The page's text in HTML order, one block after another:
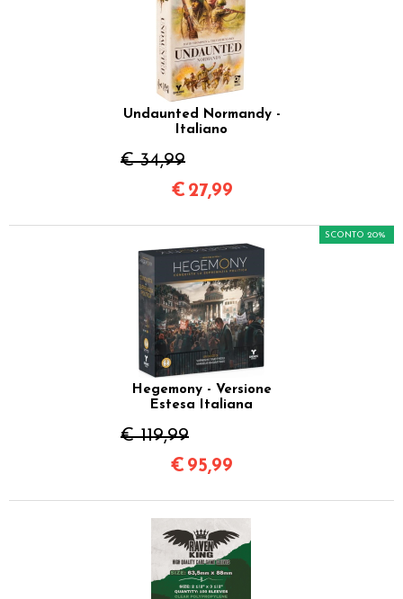
Undaunted Normandy -
Italiano
€ 34,99
€ 27,99
Hegemony - Versione
Estesa Italiana
€ 119,99
SCONTO 20%
€ 95,99